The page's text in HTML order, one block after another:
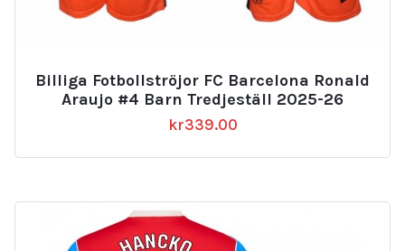
Billiga Fotbollströjor FC Barcelona Ronald
Araujo #4 Barn Tredjeställ 2025-26
kr339.00